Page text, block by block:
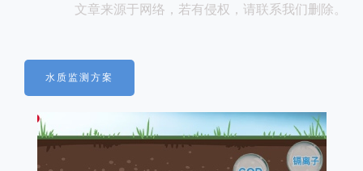
文章来源于网络，若有侵权，请联系我们删除。
水质监测方案